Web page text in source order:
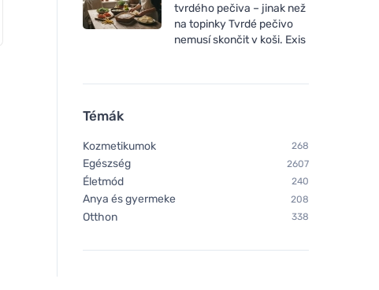
tvrdého pečiva – jinak než
na topinky Tvrdé pečivo
nemusí skončit v koši. Exis
Témák
Kozmetikumok 268
Egészség 2607
Életmód 240
Anya és gyermeke 208
Otthon 338